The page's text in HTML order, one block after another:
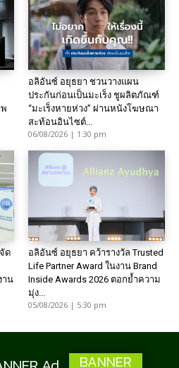
อลิอันซ์ อยุธยา ชวนวางแผน
ประกันก่อนเป็นมะเร็ง ชูผลิตภัณฑ์
“มะเร็งหายห่วง” ผ่านหนังโฆษณา
สะท้อนอินไซต์...
06/08/2026 | 1:30 pm
ด
าน
อลิอันซ์ อยุธยา คว้ารางวัล Trusted
Life Partner Award ในงาน Brand
Inside Awards 2026 ตอกย้ำความ
มุ่ง...
05/08/2026 | 5:30 pm
BANNER